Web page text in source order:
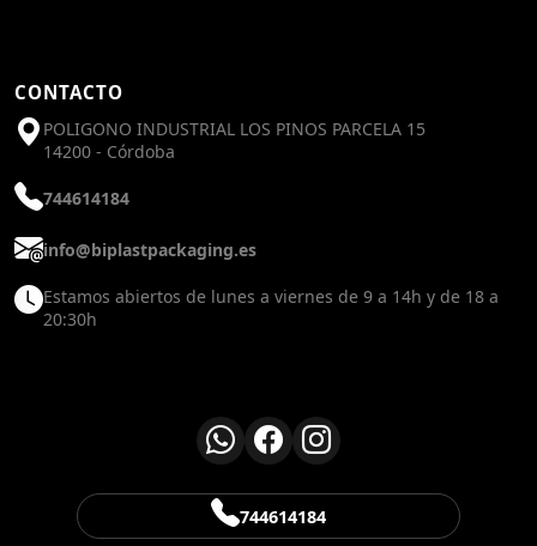
CONTACTO
POLIGONO INDUSTRIAL LOS PINOS PARCELA 15
14200 - Córdoba
744614184
info@biplastpackaging.es
Estamos abiertos de lunes a viernes de 9 a 14h y de 18 a
20:30h
744614184